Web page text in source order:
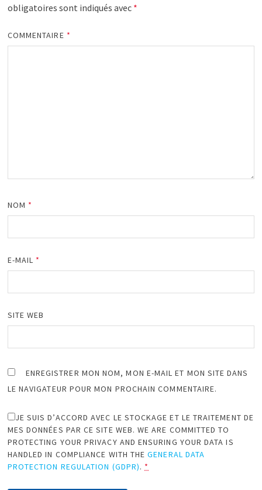
obligatoires sont indiqués avec *
COMMENTAIRE *
NOM *
E-MAIL *
SITE WEB
ENREGISTRER MON NOM, MON E-MAIL ET MON SITE DANS
LE NAVIGATEUR POUR MON PROCHAIN COMMENTAIRE.
JE SUIS D’ACCORD AVEC LE STOCKAGE ET LE TRAITEMENT DE
MES DONNÉES PAR CE SITE WEB. WE ARE COMMITTED TO
PROTECTING YOUR PRIVACY AND ENSURING YOUR DATA IS
HANDLED IN COMPLIANCE WITH THEGENERAL DATA
PROTECTION REGULATION (GDPR). *